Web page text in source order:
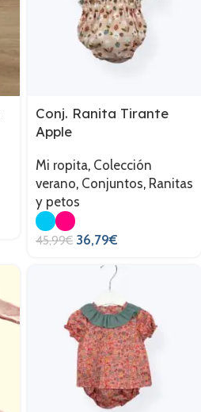
Conj. Ranita Tirante
Apple
Mi ropita, Colección
verano, Conjuntos, Ranitas
y petos
45,99€ 36,79€